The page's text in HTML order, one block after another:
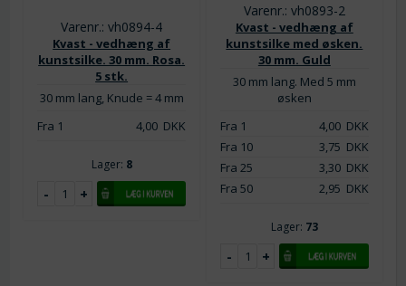
Varenr.: vh0894-4
Kvast - vedhæng af
kunstsilke. 30 mm. Rosa.
5 stk.
30 mm lang, Knude = 4 mm
Fra 1
4,00DKK
Lager: 8
Varenr.: vh0893-2
Kvast - vedhæng af
kunstsilke med øsken.
30 mm. Guld
30 mm lang. Med 5 mm
øsken
Fra 1
4,00DKK
Fra 10
3,75 DKK
Fra 25
3,30DKK
Fra 50
2,95 DKK
Lager: 73